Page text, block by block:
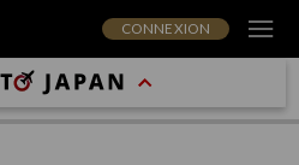
CONNEXION